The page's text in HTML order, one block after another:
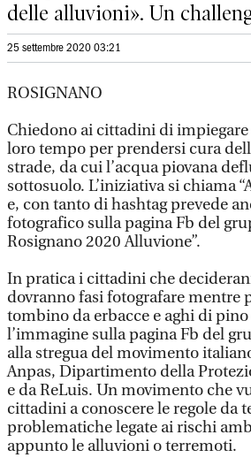
delle alluvioni». Un
25 settembre 2020 03:21
ROSIGNANO
Chiedono ai cittadini di
loro tempo per prendersi cura
strade, da cui l’acqua piovana
sottosuolo. L’iniziativa si chiama
e, con tanto di hashtag prevede
fotografico sulla pagina Fb del
Rosignano 2020 Alluvione”.
In pratica i cittadini che
dovranno fasi fotografare mentre
tombino da erbacce e aghi di
l’immagine sulla pagina Fb del
alla stregua del movimento
Anpas, Dipartimento della
e da ReLuis. Un movimento che
cittadini a conoscere le regole da
problematiche legate ai rischi
appunto le alluvioni o terremoti.